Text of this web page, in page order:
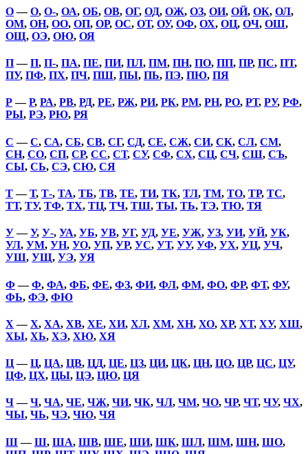
О—О, О-, ОА, ОБ, ОВ, ОГ, ОД, ОЖ, ОЗ, ОИ, ОЙ, ОК, ОЛ,
ОМ, ОН, ОО, ОП, ОР, ОС, ОТ, ОУ, ОФ, ОХ, ОЦ, ОЧ, ОШ,
ОЩ, ОЭ, ОЮ, ОЯ
П—П, П-, ПА, ПЕ, ПИ, ПЛ, ПМ, ПН, ПО, ПП, ПР, ПС, ПТ,
ПУ, ПФ, ПХ, ПЧ, ПШ, ПЫ, ПЬ, ПЭ, ПЮ, ПЯ
Р—Р, РА, РВ, РД, РЕ, РЖ, РИ, РК, РМ, РН, РО, РТ, РУ, РФ,
РЫ, РЭ, РЮ, РЯ
С —С, СА, СБ, СВ, СГ, СД, СЕ, СЖ, СИ, СК, СЛ, СМ,
СН, СО, СП, СР, СС, СТ, СУ, СФ, СХ, СЦ, СЧ, СШ, СЪ,
СЫ, СЬ, СЭ, СЮ, СЯ
Т—Т, Т-, ТА, ТБ, ТВ, ТЕ, ТИ, ТК, ТЛ, ТМ, ТО, ТР, ТС,
ТТ, ТУ, ТФ, ТХ, ТЦ, ТЧ, ТШ, ТЫ, ТЬ, ТЭ, ТЮ, ТЯ
У—У, У-, УА, УБ, УВ, УГ, УД, УЕ, УЖ, УЗ, УИ, УЙ, УК,
УЛ, УМ, УН, УО, УП, УР, УС, УТ, УУ, УФ, УХ, УЦ, УЧ,
УШ, УЩ, УЭ, УЯ
Ф —Ф, ФА, ФБ, ФЕ, ФЗ, ФИ, ФЛ, ФМ, ФО, ФР, ФТ, ФУ,
ФЬ, ФЭ, ФЮ
Х —Х, ХА, ХВ, ХЕ, ХИ, ХЛ, ХМ, ХН, ХО, ХР, ХТ, ХУ, ХШ,
ХЫ, ХЬ, ХЭ, ХЮ, ХЯ
Ц—Ц, ЦА, ЦВ, ЦД, ЦЕ, ЦЗ, ЦИ, ЦК, ЦН, ЦО, ЦР, ЦС, ЦУ,
ЦФ, ЦХ, ЦЫ, ЦЭ, ЦЮ, ЦЯ
Ч—Ч, ЧА, ЧЕ, ЧЖ, ЧИ, ЧК, ЧЛ, ЧМ, ЧО, ЧР, ЧТ, ЧУ, ЧХ,
ЧЫ, ЧЬ, ЧЭ, ЧЮ, ЧЯ
Ш—Ш, ША, ШВ, ШЕ, ШИ, ШК, ШЛ, ШМ, ШН, ШО,